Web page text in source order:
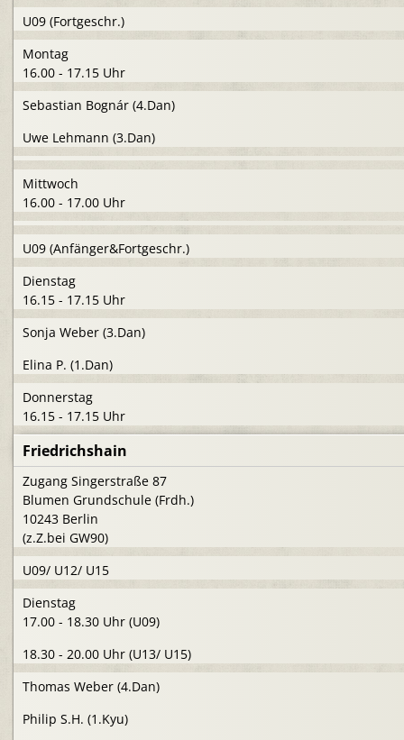
U09 (Fortgeschr.)
Montag
16.00 - 17.15 Uhr
Sebastian Bognár (4.Dan)
Uwe Lehmann (3.Dan)
Mittwoch
16.00 - 17.00 Uhr
U09 (Anfänger&Fortgeschr.)
Dienstag
16.15 - 17.15 Uhr
Sonja Weber (3.Dan)
Elina P. (1.Dan)
Donnerstag
16.15 - 17.15 Uhr
Friedrichshain
Zugang Singerstraße 87
Blumen Grundschule (Frdh.)
10243 Berlin
(z.Z.bei GW90)
U09/ U12/ U15
Dienstag
17.00 - 18.30 Uhr (U09)
18.30 - 20.00 Uhr (U13/ U15)
Thomas Weber (4.Dan)
Philip S.H. (1.Kyu)